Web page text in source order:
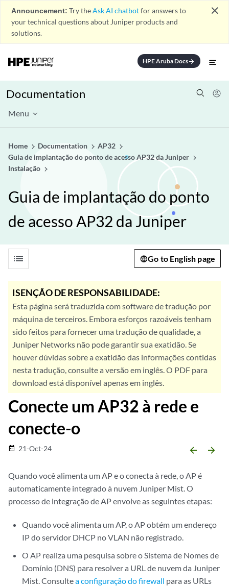
Announcement: Try theAsk AI chatbotfor answers to
your technical questions about Juniper products and
solutions.
close
HPE Aruba Docsarrow_forward
Documentation
Menu
Home Documentation
AP32
Guia de implantação do ponto de acesso AP32 da Juniper
Instalação
Guia de implantação do ponto
de acesso AP32 da Juniper
list Go to English page
ISENÇÃO DE RESPONSABILIDADE:
Esta página será traduzida com software de tradução por
máquina de terceiros. Embora esforços razoáveis tenham
sido feitos para fornecer uma tradução de qualidade, a
Juniper Networks não pode garantir sua exatidão. Se
houver dúvidas sobre a exatidão das informações contidas
nesta tradução, consulte a versão em inglês. O PDF para
download está disponível apenas em inglês.
Conecte um AP32 à rede e
conecte-o
date_range 21-Oct-24 arrow_backward arrow_forward
Quando você alimenta um AP e o conecta à rede, o AP é
automaticamente integrado à nuvem Juniper Mist. O
processo de integração de AP envolve as seguintes etapas:
Quando você alimenta um AP, o AP obtém um endereço
IP do servidor DHCP no VLAN não registrado.
O AP realiza uma pesquisa sobre o Sistema de Nomes de
Domínio (DNS) para resolver a URL de nuvem da Juniper
Mist. Consultea configuração do firewall para as URLs